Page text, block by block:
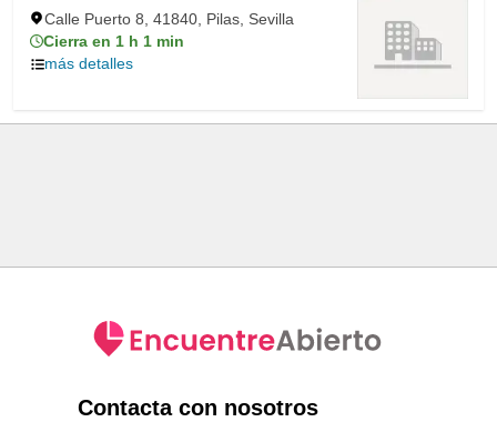
Calle Puerto 8, 41840, Pilas, Sevilla
Cierra en 1 h 1 min
más detalles
Contacta con nosotros